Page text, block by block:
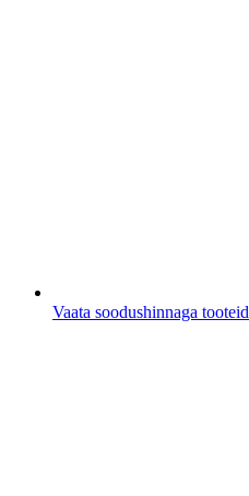
Vaata soodushinnaga tooteid